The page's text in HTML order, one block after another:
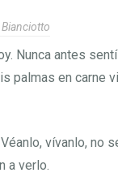
Nunca antes
palmas en carne
vívanlo, no
a verlo.